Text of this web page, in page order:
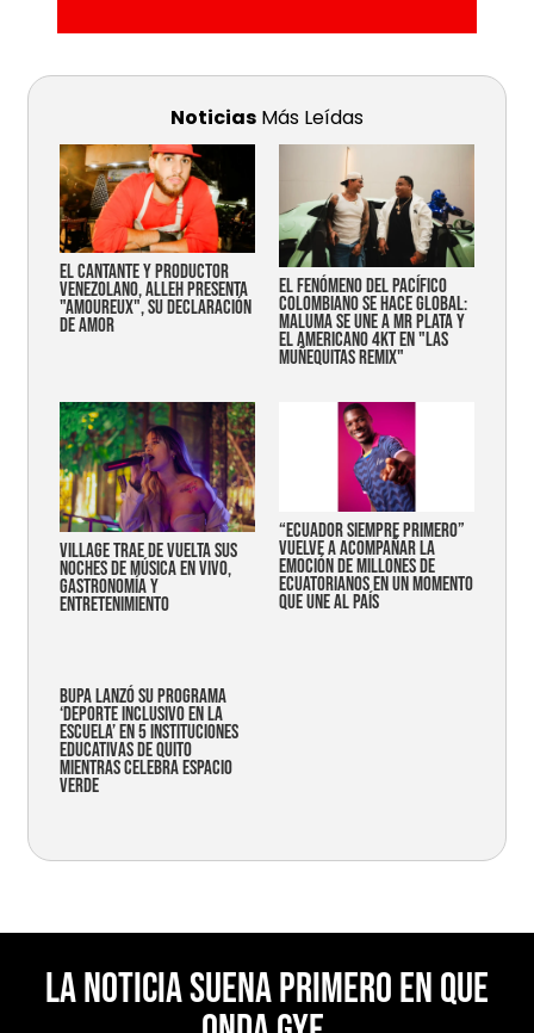
Noticias Más Leídas
EL CANTANTE Y PRODUCTOR
VENEZOLANO, ALLEH PRESENTA
"AMOUREUX", SU DECLARACIÓN
DE AMOR
EL FENÓMENO DEL PACÍFICO
COLOMBIANO SE HACE GLOBAL:
MALUMA SE UNE A MR PLATA Y
EL AMERICANO 4KT EN "LAS
MUÑEQUITAS REMIX"
Village trae de vuelta sus
noches de música en vivo,
gastronomía y
entretenimiento
“Ecuador siempre primero”
vuelve a acompañar la
emoción de millones de
ecuatorianos en un momento
que une al país
Bupa lanzó su programa
‘Deporte Inclusivo en la
Escuela’ en 5 instituciones
educativas de Quito
mientras celebra espacio
verde
La noticia suena primero en Que